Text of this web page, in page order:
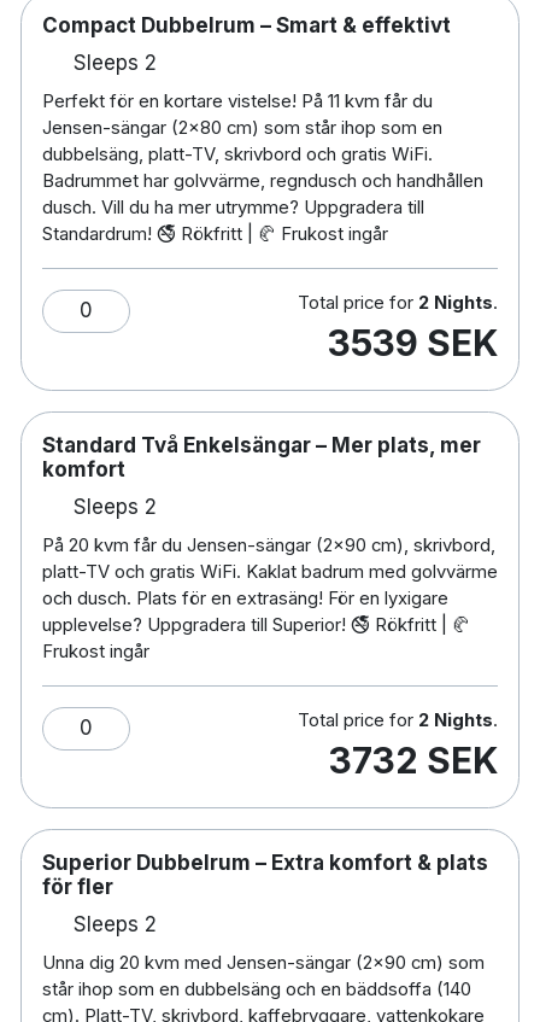
🛏️ Dubbelrum & familjerum – för par, familjer &
🚿 Fräscha badrum med dusch & kostnadsfria
toalettartiklar
📡 Gratis WiFi & 32-tums TV på alla rum
🖥️ Skrivbord – perfekt för både jobb & nöje
💨 Hårtork & strykjärn (på begäran)
🛏️ Extrasäng erbjuds mot avgift, kontakta hotellet för
att boka
💪 Gym – träna när det passar dig
🍽️ Restaurang & bar – njut av god mat & dryck
🧺 Tvättservice – smidig lösning vid längre vistelser
🐾 Husdjur välkomna (från 300 kr per vistelse)
♿ Handikappsanpassade rum finns tillgängliga
🚭 100 % rökfritt hotell
📍 Toppläge i Falun:
5 minuters promenad till Dalarnas museum
10 minuters promenad till Falun centralstation
30 minuters promenad till Lugnet & Falu koppargruva
33 km till Romme Alpin
20 minuters bilresa till Borlänge Dala flygplats
Utomhus – 110 kr/24h (betalas i receptionen eller via
FaluP-appen)
Uppvärmt garage – bokas via Pair (med eller utan
elbilsladdning)
Compact Dubbelrum – Smart & effektivt
Sleeps 2
Perfekt för en kortare vistelse! På 11 kvm får du
Jensen-sängar (2x80 cm) som står ihop som en
dubbelsäng, platt-TV, skrivbord och gratis WiFi.
Badrummet har golvvärme, regndusch och handhållen
dusch. Vill du ha mer utrymme? Uppgradera till
Standardrum! 🚭 Rökfritt | 🥐 Frukost ingår
0 Total price for 2 Nights.
3539 SEK
Standard Två Enkelsängar – Mer plats, mer
komfort
Sleeps 2
På 20 kvm får du Jensen-sängar (2x90 cm), skrivbord,
platt-TV och gratis WiFi. Kaklat badrum med golvvärme
och dusch. Plats för en extrasäng! För en lyxigare
upplevelse? Uppgradera till Superior! 🚭 Rökfritt | 🥐
Frukost ingår
0 Total price for 2 Nights.
3732 SEK
Superior Dubbelrum – Extra komfort & plats
för fler
Sleeps 2
Unna dig 20 kvm med Jensen-sängar (2x90 cm) som
står ihop som en dubbelsäng och en bäddsoffa (140
cm). Platt-TV, skrivbord, kaffebryggare, vattenkokare